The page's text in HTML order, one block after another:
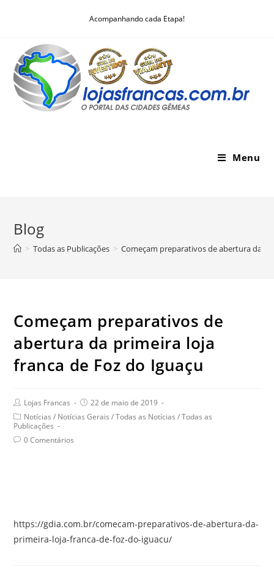
Acompanhando cada Etapa!
Menu
Blog
> Todas as Publicações > Começam preparativos de abertura da
Começam preparativos de
abertura da primeira loja
franca de Foz do Iguaçu
Post
author:
Lojas Francas
Post22 de maio de 2019
Post
category:
Notícias / Notícias Gerais / Todas as Notícias / Todas as
Publicações
Post0 Comentários
https://gdia.com.br/comecam-preparativos-de-abertura-da-
primeira-loja-franca-de-foz-do-iguacu/